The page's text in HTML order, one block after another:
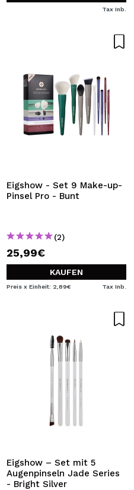
Tax Inb.
Eigshow - Set 9 Make-up-
Pinsel Pro - Bunt
(2)
25,99€
KAUFEN
Preis x Einheit: 2,89€ Tax Inb.
Eigshow – Set mit 5
Augenpinseln Jade Series
- Bright Silver